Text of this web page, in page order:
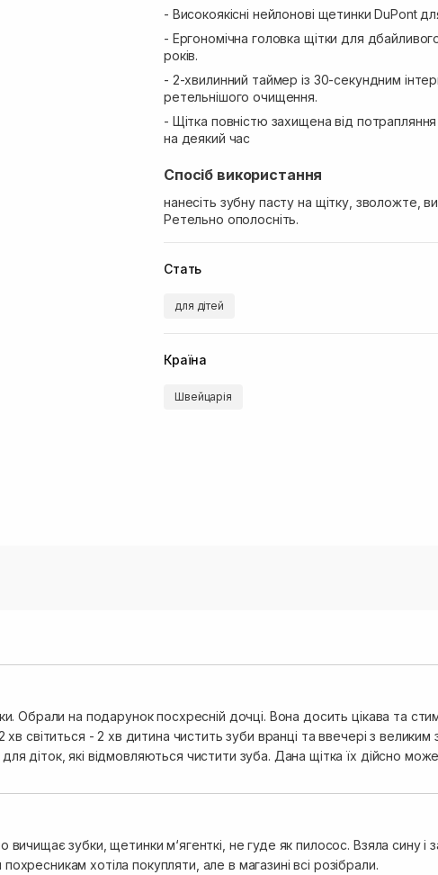
- Високоякісні нейлонові щетинки DuPont
- Ергономічна головка щітки для
років.
- 2-хвилинний таймер із 30-секундним
ретельнішого очищення.
- Щітка повністю захищена від
на деякий час
Спосіб використання
нанесіть зубну пасту на щітку, зволожте,
Ретельно ополосніть.
Стать
для дітей
Країна
Швейцарія
Обрали на подарунок посхресній дочці. Вона досить цікава та
хв світиться - 2 хв дитина чистить зуби вранці та ввечері з
діток, які відмовляються чистити зуба. Дана щітка їх дійсно може
вичищає зубки, щетинки м‘ягенткі, не гуде як пилосос. Взяла сину і
хотіла покупляти, але в магазині всі розібрали.